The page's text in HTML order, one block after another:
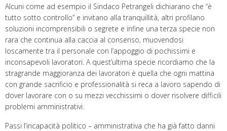
Alcuni come ad esempio il Sindaco Petrangeli dichiarano che “è
tutto sotto controllo” e invitano alla tranquillità, altri profilano
soluzioni incomprensibili o segrete e infine una terza specie non
rara che continua alla caccia al consenso, muovendosi
loscamente tra il personale con l’appoggio di pochissimi e
inconsapevoli lavoratori. A quest’ultima specie ricordiamo che la
stragrande maggioranza dei lavoratori è quella che ogni mattina
con grande sacrificio e professionalità si reca a lavoro sapendo di
dover lavorare con o su mezzi vecchissimi o dover risolvere difficili
problemi amministrativi.
Passi l’incapacità politico – amministrativa che ha già fatto danni